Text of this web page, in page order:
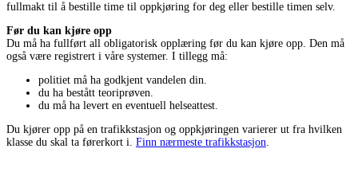
fullmakt til å bestille time til oppkjøring for deg eller bestille timen selv.
Før du kan kjøre opp
Du må ha fullført all obligatorisk opplæring før du kan kjøre opp. Den må
også være registrert i våre systemer. I tillegg må:
politiet må ha godkjent vandelen din.
du ha bestått teoriprøven.
du må ha levert en eventuell helseattest.
Du kjører opp på en trafikkstasjon og oppkjøringen varierer ut fra hvilken
klasse du skal ta førerkort i. Finn nærmeste trafikkstasjon